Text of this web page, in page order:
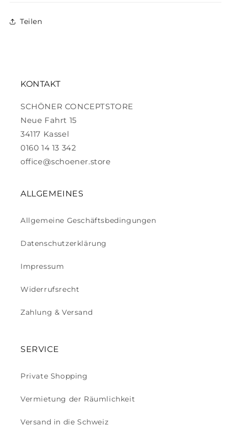
Teilen
KONTAKT
SCHÖNER CONCEPTSTORE
Neue Fahrt 15
34117 Kassel
0160 14 13 342
office@schoener.store
ALLGEMEINES
Allgemeine Geschäftsbedingungen
Datenschutzerklärung
Impressum
Widerrufsrecht
Zahlung & Versand
SERVICE
Private Shopping
Vermietung der Räumlichkeit
Versand in die Schweiz